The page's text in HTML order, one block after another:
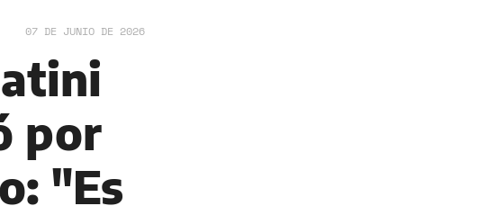
07 DE JUNIO DE 2026
por
"Es